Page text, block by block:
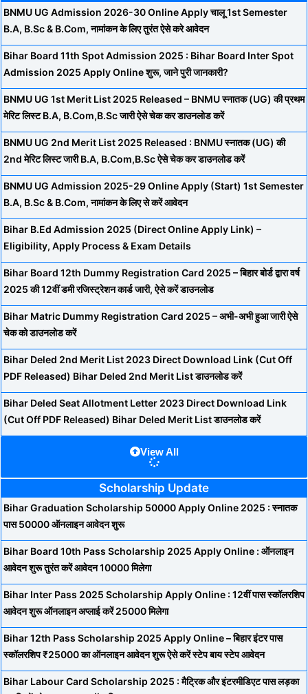
BNMU UG Admission 2026-30 Online Apply चालू 1st Semester
B.A, B.Sc & B.Com, नामांकन के लिए तुरंत ऐसे करे आवेदन
Bihar Board 11th Spot Admission 2025 : Bihar Board Inter Spot
Admission 2025 Apply Online शुरू, जाने पुरी जानकारी?
BNMU UG 1st Merit List 2025 Released – BNMU स्नातक (UG) की प्रथम
मेरिट लिस्ट B.A, B.Com,B.Sc जारी ऐसे चेक कर डाउनलोड करें
BNMU UG 2nd Merit List 2025 Released : BNMU स्नातक (UG) की
2nd मेरिट लिस्ट जारी B.A, B.Com,B.Sc ऐसे चेक कर डाउनलोड करें
BNMU UG Admission 2025-29 Online Apply (Start) 1st Semester
B.A, B.Sc & B.Com, नामांकन के लिए से करें आवेदन
Bihar B.Ed Admission 2025 (Direct Online Apply Link) –
Eligibility, Apply Process & Exam Details
Bihar Board 12th Dummy Registration Card 2025 – बिहार बोर्ड द्वारा वर्ष
2025 की 12वीं डमी रजिस्ट्रेशन कार्ड जारी, ऐसे करें डाउनलोड
Bihar Matric Dummy Registration Card 2025 – अभी-अभी हुआ जारी ऐसे
चेक को डाउनलोड करें
Bihar Deled 2nd Merit List 2023 Direct Download Link (Cut Off
PDF Released) Bihar Deled 2nd Merit List डाउनलोड करें
Bihar Deled Seat Allotment Letter 2023 Direct Download Link
(Cut Off PDF Released) Bihar Deled Merit List डाउनलोड करें
View All
Scholarship Update
Bihar Graduation Scholarship 50000 Apply Online 2025 : स्नातक
पास 50000 ऑनलाइन आवेदन शुरू
Bihar Board 10th Pass Scholarship 2025 Apply Online : ऑनलाइन
आवेदन शुरू तुरंत करें आवेदन 10000 मिलेगा
Bihar Inter Pass 2025 Scholarship Apply Online : 12वीं पास स्कॉलरशिप
आवेदन शुरू ऑनलाइन अप्लाई करें 25000 मिलेगा
Bihar 12th Pass Scholarship 2025 Apply Online – बिहार इंटर पास
स्कॉलरशिप ₹25000 का ऑनलाइन आवेदन शुरू ऐसे करें स्टेप बाय स्टेप आवेदन
Bihar Labour Card Scholarship 2025 : मैट्रिक और इंटरमीडिएट पास लड़का